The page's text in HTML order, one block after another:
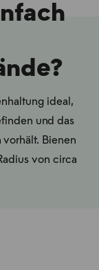
ideal,
und das
Bienen
von circa